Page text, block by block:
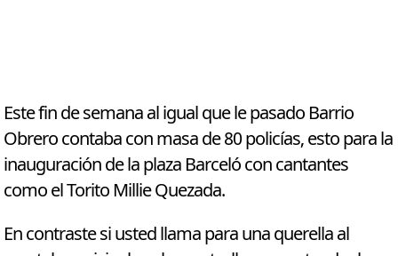
Este fin de semana al igual que le pasado Barrio
Obrero contaba con masa de 80 policías, esto para la
inauguración de la plaza Barceló con cantantes
como el Torito Millie Quezada.
En contraste si usted llama para una querella al